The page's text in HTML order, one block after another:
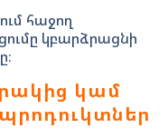
հաջող
կբարձրացնի
կամ